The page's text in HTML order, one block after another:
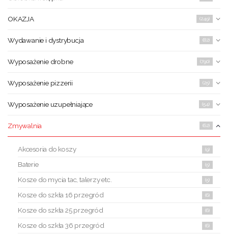
OKAZJA (249)
Wydawanie i dystrybucja (82)
Wyposażenie drobne (790)
Wyposażenie pizzerii (25)
Wyposażenie uzupełniające (54)
Zmywalnia (62)
Akcesoria do koszy (9)
Baterie (5)
Kosze do mycia tac, talerzy etc. (5)
Kosze do szkła 16 przegród (6)
Kosze do szkła 25 przegród (6)
Kosze do szkła 36 przegród (6)